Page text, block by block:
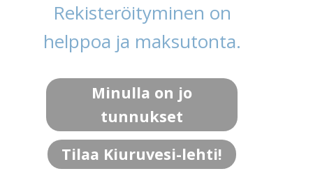
Rekisteröityminen on
helppoa ja maksutonta.
Minulla on jo
tunnukset
Tilaa Kiuruvesi-lehti!